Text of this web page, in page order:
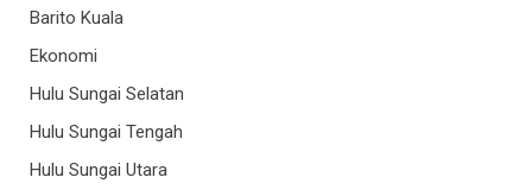
Barito Kuala
Ekonomi
Hulu Sungai Selatan
Hulu Sungai Tengah
Hulu Sungai Utara